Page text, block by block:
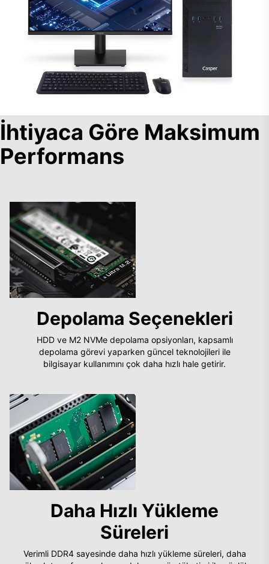
İhtiyaca Göre Maksimum
Performans
Depolama Seçenekleri
HDD ve M2 NVMe depolama opsiyonları, kapsamlı
depolama görevi yaparken güncel teknolojileri ile
bilgisayar kullanımını çok daha hızlı hale getirir.
Daha Hızlı Yükleme
Süreleri
Verimli DDR4 sayesinde daha hızlı yükleme süreleri, daha